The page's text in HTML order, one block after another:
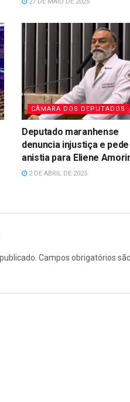
27 DE MAIO DE 2025
CÂMARA DOS DEPUTADOS
Deputado maranhense
denuncia injustiça e pede
anistia para Eliene
2 DE ABRIL DE 2025
Campos obrigatórios